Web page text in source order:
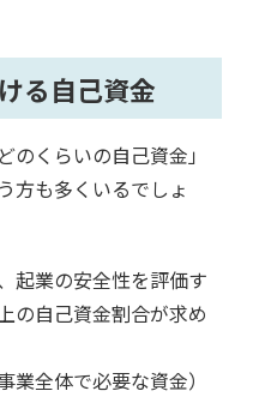
る自己資金
くらいの自己資金」
方も多くいるでしょ
起業の安全性を評価す
の自己資金割合が求め
全体で必要な資金）